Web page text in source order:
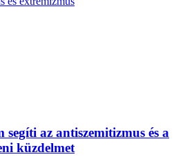
az antiszemitizmus és a
küzdelmet